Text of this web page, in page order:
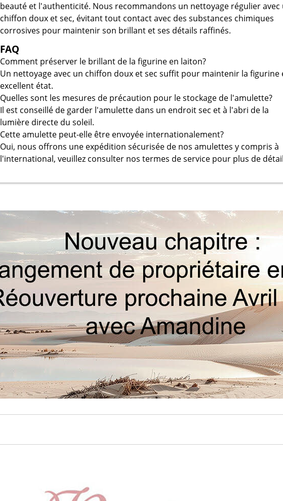
beauté et l'authenticité. Nous recommandons un nettoyage régulier avec
chiffon doux et sec, évitant tout contact avec des substances chimiques
corrosives pour maintenir son brillant et ses détails raffinés.
FAQ
Comment préserver le brillant de la figurine en laiton?
Un nettoyage avec un chiffon doux et sec suffit pour maintenir la figurine
excellent état.
Quelles sont les mesures de précaution pour le stockage de l'amulette?
Il est conseillé de garder l'amulette dans un endroit sec et à l'abri de la
lumière directe du soleil.
Cette amulette peut-elle être envoyée internationalement?
Oui, nous offrons une expédition sécurisée de nos amulettes y compris à
l'international, veuillez consulter nos termes de service pour plus de